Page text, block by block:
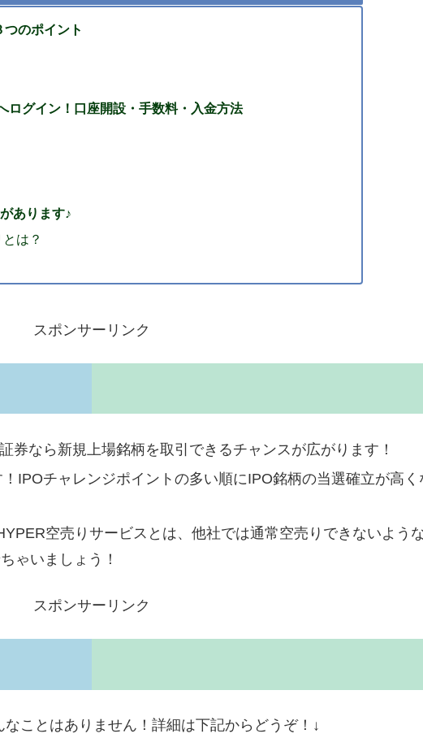
のポイント
ログイン！口座開設・手数料・入金方法
あります♪
は？
スポンサーリンク
なら新規上場銘柄を取引できるチャンスが広がります！
IPOチャレンジポイントの多い順にIPO銘柄の当選確立が高
空売りサービスとは、他社では通常空売りできないよう
ゃいましょう！
スポンサーリンク
ことはありません！詳細は下記からどうぞ！↓